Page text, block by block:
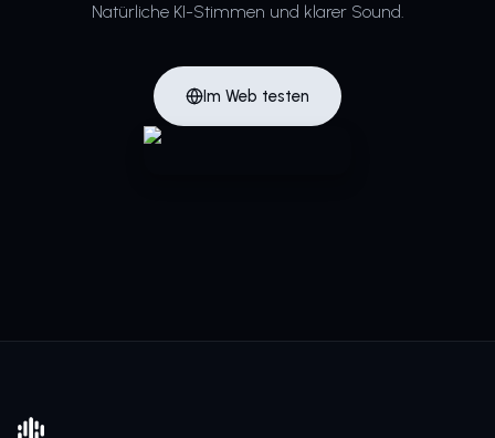
Natürliche KI-Stimmen und klarer Sound.
Im Web testen